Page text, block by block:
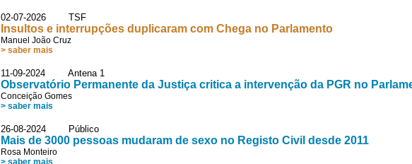
02-07-2026 TSF
Insultos e interrupções duplicaram com Chega no Parlamento
Manuel João Cruz
> saber mais
11-09-2024 Antena 1
Observatório Permanente da Justiça critica a intervenção da PGR no
Conceição Gomes
> saber mais
26-08-2024 Público
Mais de 3000 pessoas mudaram de sexo no Registo Civil desde 2011
Rosa Monteiro
> saber mais